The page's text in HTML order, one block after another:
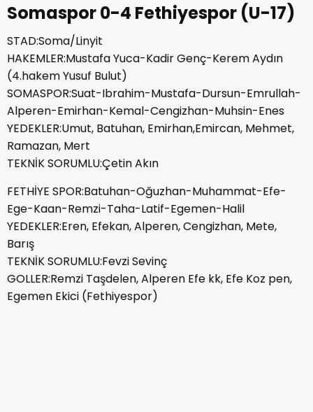
Somaspor 0-4 Fethiyespor (U-17)
STAD:Soma/Linyit
HAKEMLER:Mustafa Yuca-Kadir Genç-Kerem Aydın
(4.hakem Yusuf Bulut)
SOMASPOR:Suat-Ibrahim-Mustafa-Dursun-Emrullah-
Alperen-Emirhan-Kemal-Cengizhan-Muhsin-Enes
YEDEKLER:Umut, Batuhan, Emirhan,Emircan, Mehmet,
Ramazan, Mert
TEKNİK SORUMLU:Çetin Akın
FETHİYE SPOR:Batuhan-Oğuzhan-Muhammat-Efe-
Ege-Kaan-Remzi-Taha-Latif-Egemen-Halil
YEDEKLER:Eren, Efekan, Alperen, Cengizhan, Mete,
Barış
TEKNİK SORUMLU:Fevzi Sevinç
GOLLER:Remzi Taşdelen, Alperen Efe kk, Efe Koz pen,
Egemen Ekici (Fethiyespor)